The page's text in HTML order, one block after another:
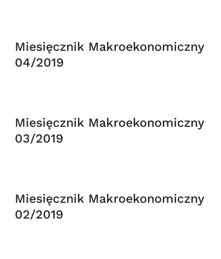
Miesięcznik Makroekonomiczny
04/2019
Miesięcznik Makroekonomiczny
03/2019
Miesięcznik Makroekonomiczny
02/2019